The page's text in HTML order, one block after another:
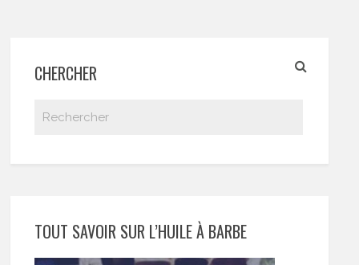
CHERCHER
TOUT SAVOIR SUR L’HUILE À BARBE